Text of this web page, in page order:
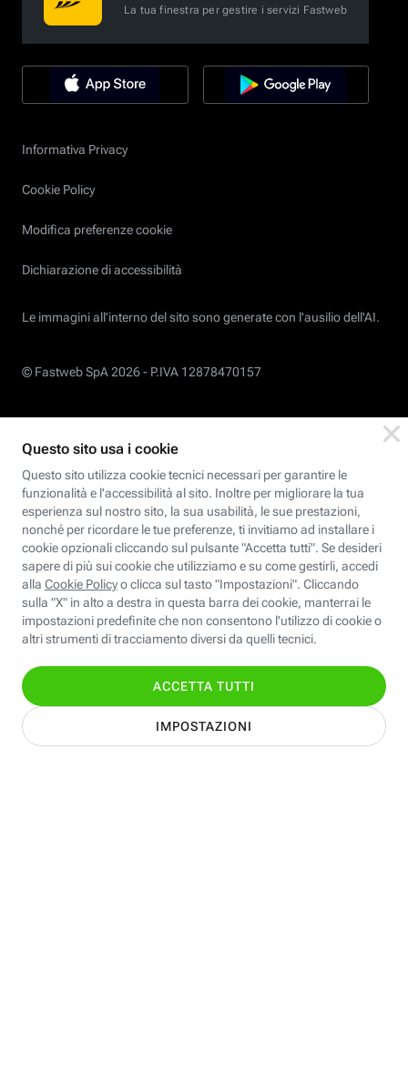
La tua finestra per gestire i servizi Fastweb
Informativa Privacy
Cookie Policy
Modifica preferenze cookie
Dichiarazione di accessibilità
Le immagini all’interno del sito sono generate con l'ausilio dell'AI.
© Fastweb SpA 2026 - P.IVA 12878470157